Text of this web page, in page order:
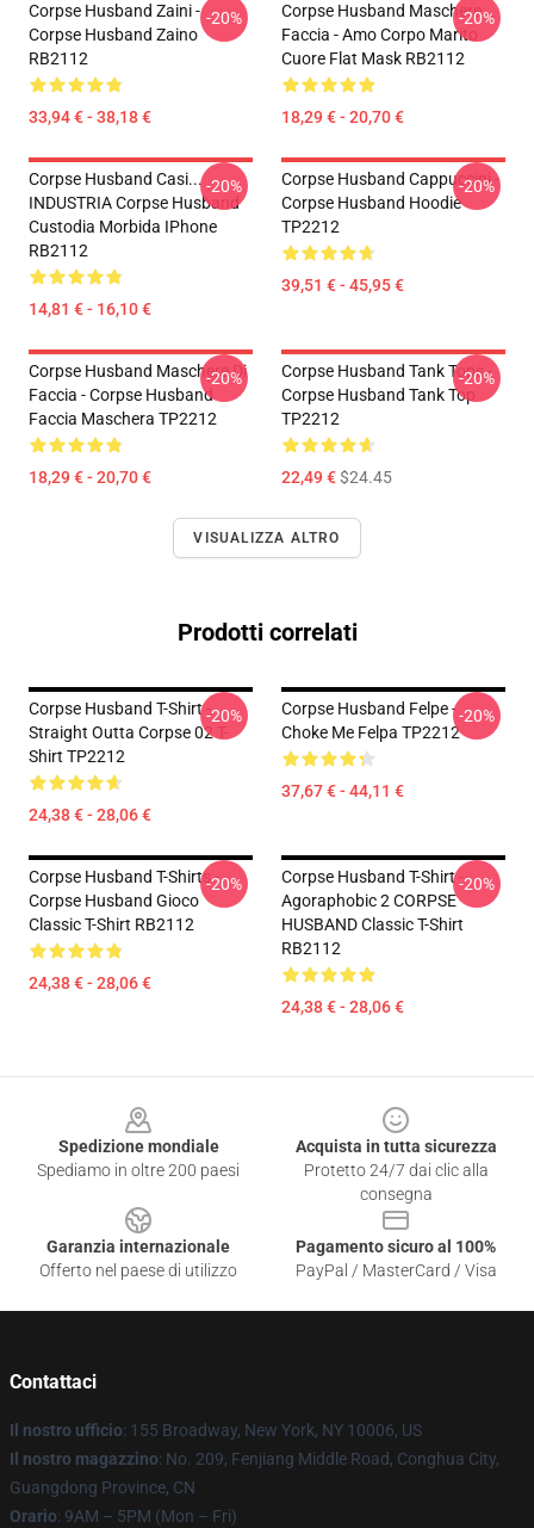
Corpse Husband Zaini -
Corpse Husband Zaino
RB2112
33,94 € - 38,18 €
-20%
Corpse Husband Maschere
Faccia - Amo Corpo Marito
Cuore Flat Mask RB2112
18,29 € - 20,70 €
-20%
Corpse Husband Casi...
INDUSTRIA Corpse Husband
Custodia Morbida IPhone
RB2112
14,81 € - 16,10 €
-20%
Corpse Husband Cappuccini -
Corpse Husband Hoodie
TP2212
39,51 € - 45,95 €
-20%
Corpse Husband Maschere Di
Faccia - Corpse Husband
Faccia Maschera TP2212
18,29 € - 20,70 €
-20%
Corpse Husband Tank Tops -
Corpse Husband Tank Top
TP2212
22,49 €$24.45
-20%
VISUALIZZA ALTRO
Prodotti correlati
Corpse Husband T-Shirt -
Straight Outta Corpse 02 T-
Shirt TP2212
24,38 € - 28,06 €
-20%
Corpse Husband Felpe -
Choke Me Felpa TP2212
37,67 € - 44,11 €
-20%
Corpse Husband T-Shirts -
Corpse Husband Gioco
Classic T-Shirt RB2112
24,38 € - 28,06 €
-20%
Corpse Husband T-Shirt -
Agoraphobic 2 CORPSE
HUSBAND Classic T-Shirt
RB2112
24,38 € - 28,06 €
-20%
Spedizione mondiale
Spediamo in oltre 200 paesi
Acquista in tutta sicurezza
Protetto 24/7 dai clic alla
consegna
Garanzia internazionale
Offerto nel paese di utilizzo
Pagamento sicuro al 100%
PayPal / MasterCard / Visa
Contattaci
Il nostro ufficio: 155 Broadway, New York, NY 10006, US
Il nostro magazzino: No. 209, Fenjiang Middle Road, Conghua City,
Guangdong Province, CN
Orario: 9AM – 5PM (Mon – Fri)